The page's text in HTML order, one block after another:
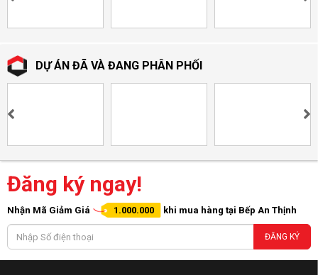
DỰ ÁN ĐÃ VÀ ĐANG PHÂN PHỐI
Đăng ký ngay!
Nhận Mã Giảm Giá 1.000.000 khi mua hàng tại Bếp An Thịnh
ĐĂNG KÝ